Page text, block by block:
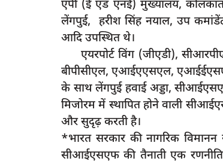
एपी (ई एंड एनई) मुख्यालय,
लेंगपुई, हरीश सिंह नयाल, उप
आदि उपस्थित थे।
एयरपोर्ट विंग (जीएडी),
बीपीसीएल, एआईएएसएल,
के साथ लेंगपुई हवाई अड्डा,
मिजोरम में स्थापित होने वाली
और सुदृढ़ करती है।
*भारत सरकार की नागरिक विमानन
सीआईएसएफ की तैनाती एक
latest